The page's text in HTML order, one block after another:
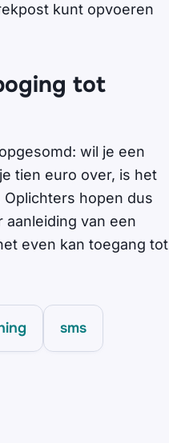
kunt opvoeren
tot
wil je een
tien euro over, is het
hopen dus
van een
even kan toegang tot
sms